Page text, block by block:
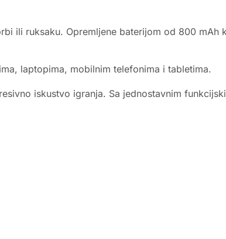
ili ruksaku. Opremljene baterijom od 800 mAh
laptopima, mobilnim telefonima i tabletima.
iskustvo igranja. Sa jednostavnim